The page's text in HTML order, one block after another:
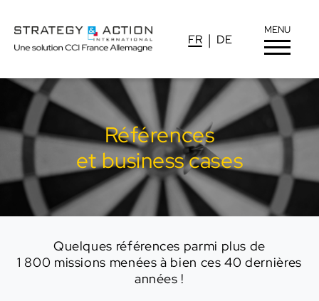
FR DE
MENU
Références
et business cases
Quelques références parmi plus de
1 800 missions menées à bien ces 40 dernières
années !